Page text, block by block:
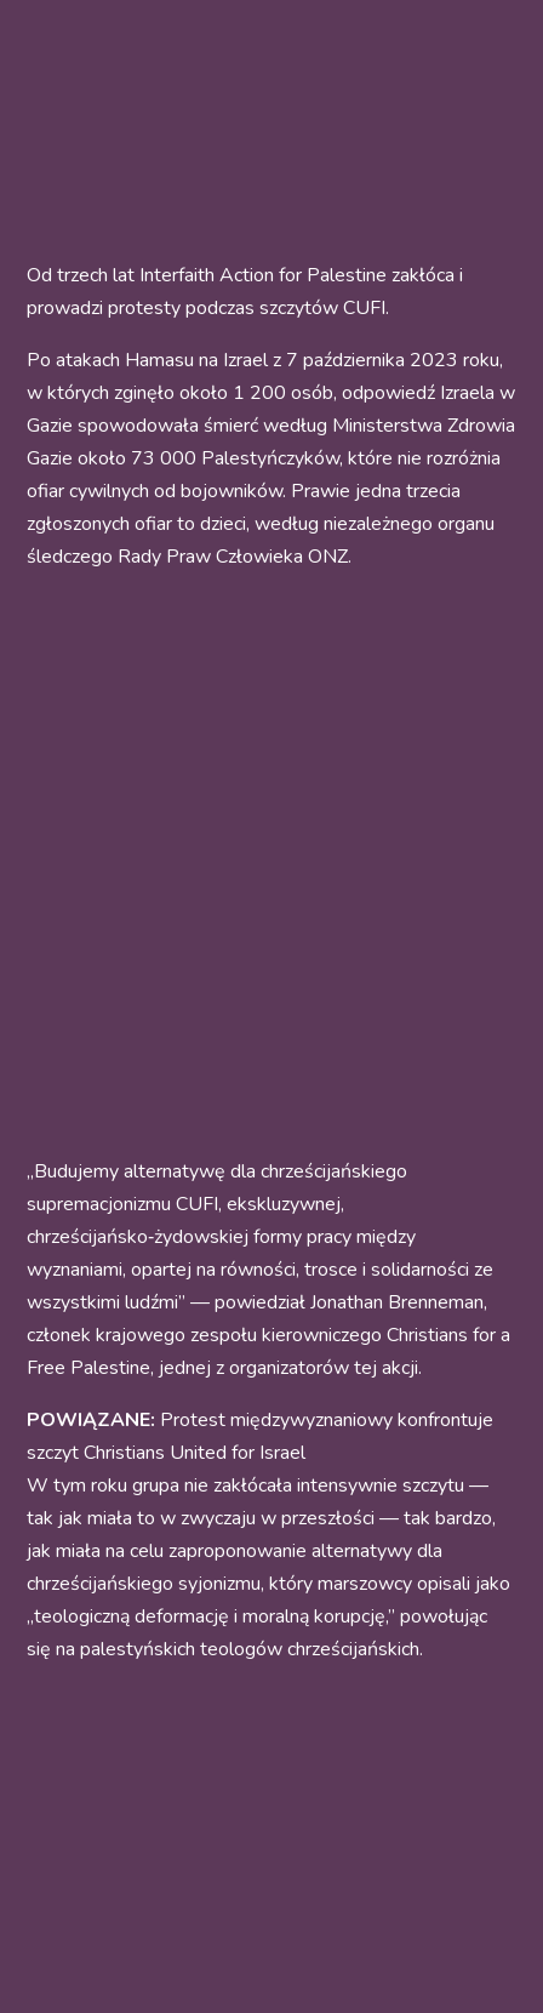
Od trzech lat Interfaith Action for Palestine zakłóca i
prowadzi protesty podczas szczytów CUFI.
Po atakach Hamasu na Izrael z 7 października 2023 roku,
w których zginęło około 1 200 osób, odpowiedź Izraela w
Gazie spowodowała śmierć według Ministerstwa Zdrowia
Gazie około 73 000 Palestyńczyków, które nie rozróżnia
ofiar cywilnych od bojowników. Prawie jedna trzecia
zgłoszonych ofiar to dzieci, według niezależnego organu
śledczego Rady Praw Człowieka ONZ.
„Budujemy alternatywę dla chrześcijańskiego
supremacjonizmu CUFI, ekskluzywnej,
chrześcijańsko‑żydowskiej formy pracy między
wyznaniami, opartej na równości, trosce i solidarności ze
wszystkimi ludźmi” — powiedział Jonathan Brenneman,
członek krajowego zespołu kierowniczego Christians for a
Free Palestine, jednej z organizatorów tej akcji.
POWIĄZANE: Protest międzywyznaniowy konfrontuje
szczyt Christians United for Israel
W tym roku grupa nie zakłócała intensywnie szczytu —
tak jak miała to w zwyczaju w przeszłości — tak bardzo,
jak miała na celu zaproponowanie alternatywy dla
chrześcijańskiego syjonizmu, który marszowcy opisali jako
„teologiczną deformację i moralną korupcję,” powołując
się na palestyńskich teologów chrześcijańskich.